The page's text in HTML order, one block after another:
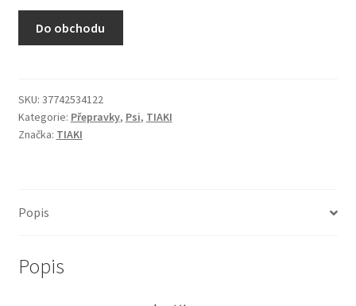
N&D Farmina pro kočky — Italské holistic krmivo
Pamlsky pro kočky
Purizon pro kočky
Veterinární dieta pro kočky
Do obchodu
SKU: 37742534122
Kategorie: Přepravky, Psi, TIAKI
Značka: TIAKI
Popis
Popis